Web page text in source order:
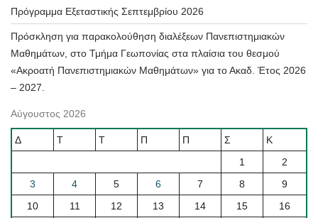
Πρόγραμμα Εξεταστικής Σεπτεμβρίου 2026
Πρόσκληση για παρακολούθηση διαλέξεων Πανεπιστημιακών
Μαθημάτων, στο Τμήμα Γεωπονίας στα πλαίσια του θεσμού
«Ακροατή Πανεπιστημιακών Μαθημάτων» για το Ακαδ. Έτος 2026
– 2027.
Αύγουστος 2026
Δ Τ Τ Π Π Σ
Κ
1
2
3
4 5 6 7 8
9
10
11 12 13 14 15
16